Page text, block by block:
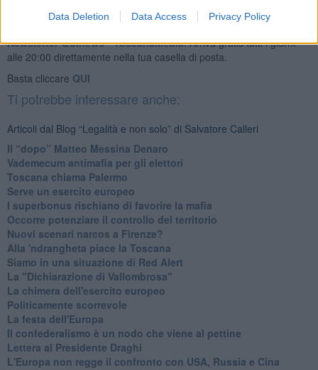
Data Deletion Data Access Privacy Policy
Newsletter QUInews - ToscanaMedia.Arriva gratis tutti i giorni
alle 20:00 direttamente nella tua casella di posta.
Basta cliccare QUI
Ti potrebbe interessare anche:
Articoli dal Blog “Legalità e non solo” di Salvatore Calleri
Il “dopo” Matteo Messina Denaro
Vademecum antimafia per gli elettori
Toscana chiama Palermo
Serve un esercito europeo
I superbonus rischiano di favorire la mafia
Occorre potenziare il controllo del territorio
​Nuovi scenari narcos a Firenze?
Alla 'ndrangheta piace la Toscana
Siamo in una situazione di Red Alert
La "Dichiarazione di Vallombrosa"
La chimera dell'esercito europeo
Politicamente scorrevole
La festa dell'Europa
Il confederalismo è un nodo che viene al pettine
Lettera al Presidente Draghi
L'Europa non regge il confronto con USA, Russia e Cina